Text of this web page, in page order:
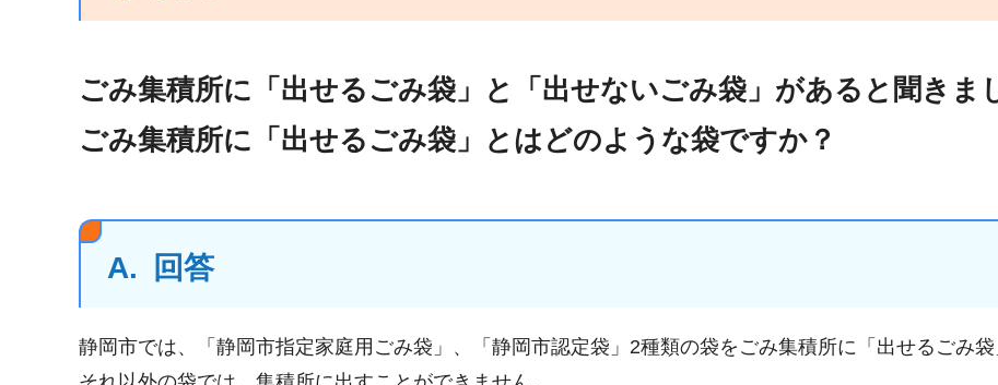
ごみ集積所に「出せるごみ袋」と「出せないごみ袋」があると聞きま
ごみ集積所に「出せるごみ袋」とはどのような袋ですか？
A. 回答
静岡市では、「静岡市指定家庭用ごみ袋」、「静岡市認定袋」2種類の袋をごみ集積所に「出せるごみ袋